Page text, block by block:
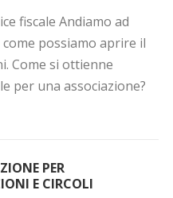
fiscale Andiamo ad
possiamo aprire il
Come si ottienne
per una associazione?
PER
E CIRCOLI